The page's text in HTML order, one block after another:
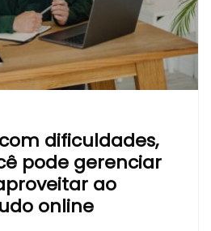
dificuldades,
pode gerenciar
ao
online